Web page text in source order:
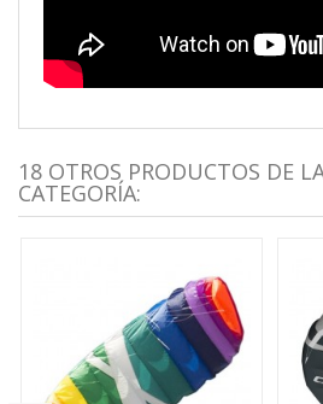
18 OTROS PRODUCTOS DE
CATEGORÍA: